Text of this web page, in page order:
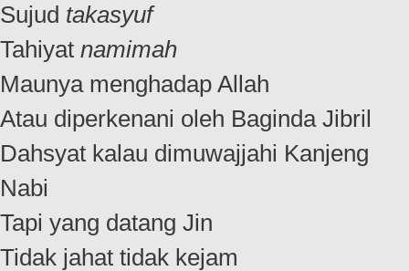
Sujud takasyuf
Tahiyat namimah
Maunya menghadap Allah
Atau diperkenani oleh Baginda Jibril
Dahsyat kalau dimuwajjahi Kanjeng
Nabi
Tapi yang datang Jin
Tidak jahat tidak kejam